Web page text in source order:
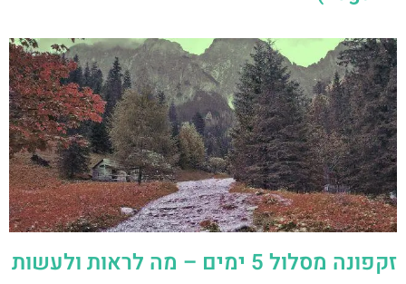
זקפונה מסלול 5 ימים – מה לראות ולעשות